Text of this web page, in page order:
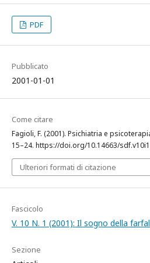
PDF
Pubblicato
2001-01-01
Come citare
Fagioli, F. (2001). Psichiatria e
15–24. https://doi.org/10.14663/
Ulteriori formati di citazione
Fascicolo
V. 10 N. 1 (2001): Il sogno della
Sezione